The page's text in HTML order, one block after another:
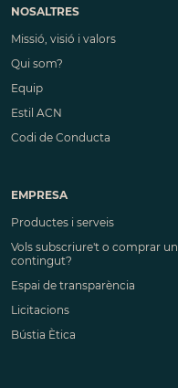
NOSALTRES
Missió, visió i valors
Qui som?
Equip
Estil ACN
Codi de Conducta
EMPRESA
Productes i serveis
Vols subscriure't o comprar un
contingut?
Espai de transparència
Licitacions
Bústia Ètica